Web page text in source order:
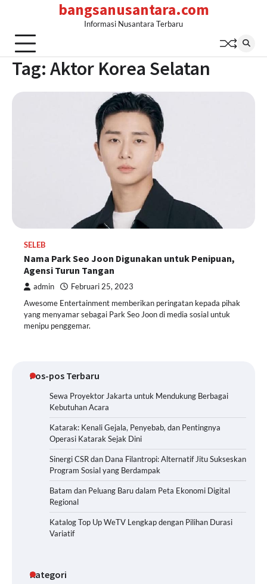
content
bangsanusantara.com
Informasi Nusantara Terbaru
Tag: Aktor Korea Selatan
SELEB
Nama Park Seo Joon Digunakan untuk Penipuan,
Agensi Turun Tangan
admin Februari 25, 2023
Awesome Entertainment memberikan peringatan kepada pihak
yang menyamar sebagai Park Seo Joon di media sosial untuk
menipu penggemar.
Pos-pos Terbaru
Sewa Proyektor Jakarta untuk Mendukung Berbagai
Kebutuhan Acara
Katarak: Kenali Gejala, Penyebab, dan Pentingnya
Operasi Katarak Sejak Dini
Sinergi CSR dan Dana Filantropi: Alternatif Jitu Sukseskan
Program Sosial yang Berdampak
Batam dan Peluang Baru dalam Peta Ekonomi Digital
Regional
Katalog Top Up WeTV Lengkap dengan Pilihan Durasi
Variatif
Kategori